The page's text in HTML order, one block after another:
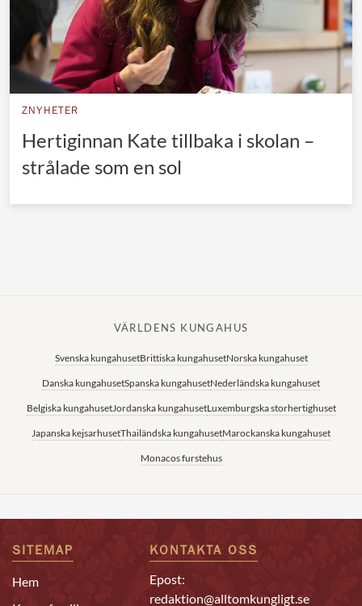
Belgiska kungahuset
Jordanska kungahuset
Luxemburgska storhertighuset
Thailändska kungahuset
Marockanska kungahuset
ZNYHETER
Hertiginnan Kate tillbaka i skolan –
strålade som en sol
VÄRLDENS KUNGAHUS
Svenska kungahusetBrittiska kungahusetNorska kungahuset
Danska kungahusetSpanska kungahusetNederländska kungahuset
Belgiska kungahusetJordanska kungahusetLuxemburgska storhertighuset
Japanska kejsarhusetThailändska kungahusetMarockanska kungahuset
Monacos furstehus
SITEMAP
Hem
KONTAKTA OSS
Epost:
redaktion@alltomkungligt.se